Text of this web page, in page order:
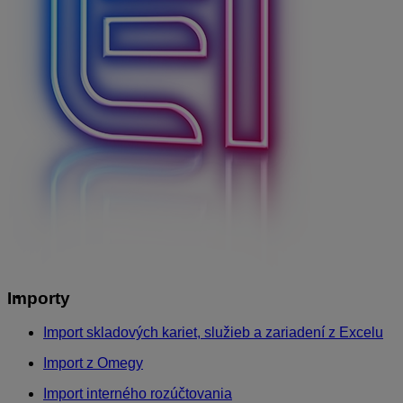
Importy
Import skladových kariet, služieb a zariadení z Excelu
Import z Omegy
Import interného rozúčtovania